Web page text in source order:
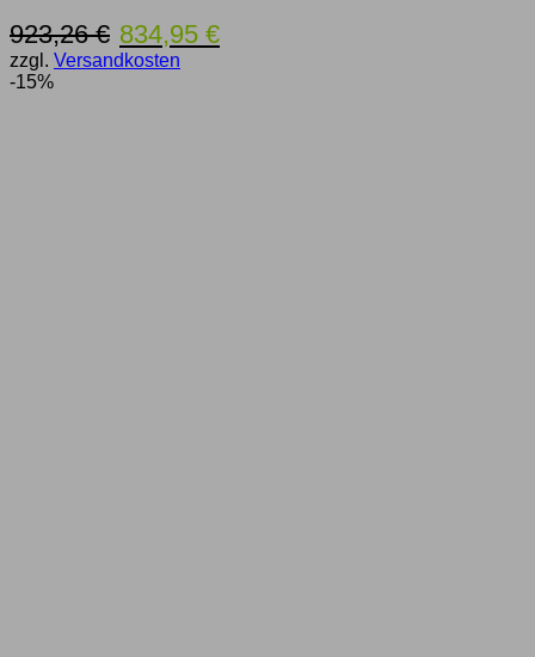
923,26€ Ursprünglicher
Preis
war:
834,95 €Aktueller
Preis
zzgl. Versandkosten
-15%